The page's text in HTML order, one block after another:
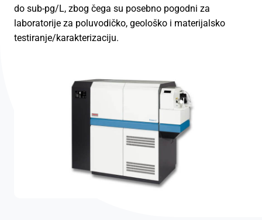
do sub-pg/L, zbog čega su posebno pogodni za
laboratorije za poluvodičko, geološko i materijalsko
testiranje/karakterizaciju.